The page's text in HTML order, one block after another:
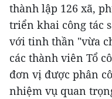
thành lập 126 xã,
triển khai công tác
với tinh thần "vừa
các thành viên Tổ
đơn vị được phân
nhiệm vụ quan